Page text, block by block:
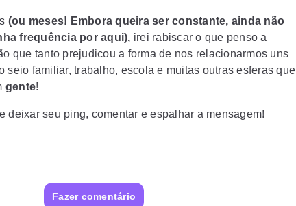
(ou meses! Embora queira ser constante, ainda não
frequência por aqui), irei rabiscar o que penso a
que tanto prejudicou a forma de nos relacionarmos uns
seio familiar, trabalho, escola e muitas outras esferas que
gente!
deixar seu ping, comentar e espalhar a mensagem!
Fazer comentário